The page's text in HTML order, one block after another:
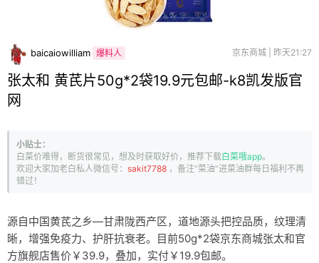
baicaiowilliam 爆料人 京东商城 | 昨天21:27
张太和 黄芪片50g*2袋19.9元包邮-k8凯发版官
网
小贴士：
白菜价难得，断货很常见，想及时获取好价，推荐下载白菜哦app。
欢迎大家加老白私人微信号： sakit7788 ，备注“菜油”进菜油群每日福利不再
错过！
源自中国黄芪之乡—甘肃陇西产区，道地源头把控品质，纹理清
晰，增强免疫力、护肝抗衰老。目前50g*2袋京东商城张太和官
方旗舰店售价￥39.9，叠加，实付￥19.9包邮。